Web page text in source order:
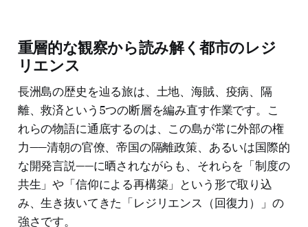
重層的な観察から読み解く都市のレジ
リエンス
長洲島の歴史を辿る旅は、土地、海賊、疫病、隔
離、救済という5つの断層を編み直す作業です。こ
れらの物語に通底するのは、この島が常に外部の権
力——清朝の官僚、帝国の隔離政策、あるいは国際的
な開発言説——に晒されながらも、それらを「制度の
共生」や「信仰による再構築」という形で取り込
み、生き抜いてきた「レジリエンス（回復力）」の
強さです。